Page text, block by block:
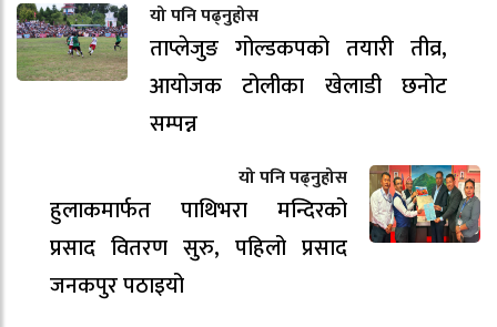
यो पनि पढ्नुहोस
ताप्लेजुङ गोल्डकपको तयारी तीव्र,
आयोजक टोलीका खेलाडी छनोट
सम्पन्न
यो पनि पढ्नुहोस
हुलाकमार्फत पाथिभरा मन्दिरको
प्रसाद वितरण सुरु, पहिलो प्रसाद
जनकपुर पठाइयो